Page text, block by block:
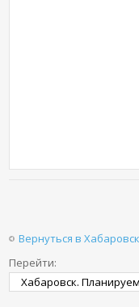
Вернуться в
Перейти: